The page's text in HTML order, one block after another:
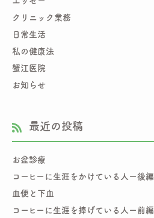
クリニック業務
日常生活
私の健康法
蟹江医院
お知らせ
最近の投稿
お盆診療
コーヒーに生涯をかけている人ー後編
血便と下血
コーヒーに生涯を捧げている人ー前編